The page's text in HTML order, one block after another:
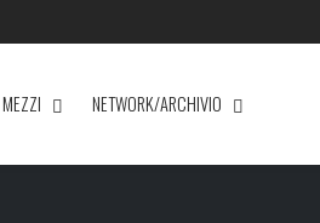
NETWORK/ARCHIVIO